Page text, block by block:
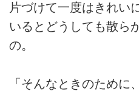
片づけて一度はきれい
いるとどうしても散ら
の。
「そんなときのために